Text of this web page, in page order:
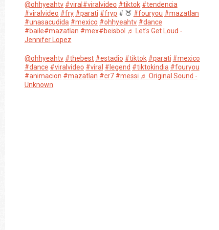
@ohhyeahtv #viral #viralvideo #tiktok #tendencia
#viralvideo #fry #parati #fryp # 🍑 #fouryou #mazatlan
#unasacudida #mexico #ohhyeahtv #dance
#baile#mazatlan #mex#beisbol ♬ Let's Get Loud -
Jennifer Lopez
@ohhyeahtv #thebest #estadio #tiktok #parati #mexico
#dance #viralvideo #viral #legend #tiktokindia #fouryou
#animacion #mazatlan #cr7 #messi ♬ Original Sound -
Unknown